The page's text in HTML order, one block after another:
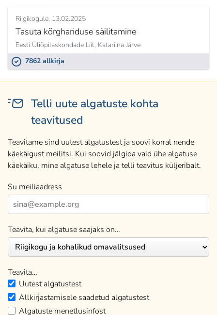
Riigikogule 13.02.2025
Tasuta kõrghariduse säilitamine
Eesti Üliõpilaskondade Liit, Katariina Järve
7862 allkirja
Telli uute algatuste kohta
teavitused
Teavitame sind uutest algatustest ja soovi korral nende
käekäigust meilitsi. Kui soovid jälgida vaid ühe algatuse
käekäiku, mine algatuse lehele ja telli teavitus küljeribalt.
Su meiliaadress
Teavita, kui algatuse saajaks on…
Teavita…
Uutest algatustest
Allkirjastamisele saadetud algatustest
Algatuste menetlusinfost